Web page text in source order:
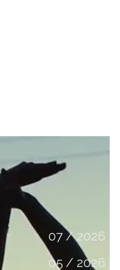
07 / 2026
05 / 2026